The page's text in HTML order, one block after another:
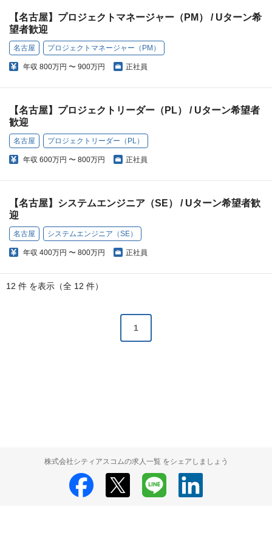
【名古屋】プロジェクトマネージャー（PM） / Uターン希
望者歓迎
名古屋 プロジェクトマネージャー（PM）
年収 800万円 〜 900万円 正社員
【名古屋】プロジェクトリーダー（PL） / Uターン希望者
歓迎
名古屋 プロジェクトリーダー（PL）
年収 600万円 〜 800万円 正社員
【名古屋】システムエンジニア（SE） / Uターン希望者歓
迎
名古屋 システムエンジニア（SE）
年収 400万円 〜 800万円 正社員
12 件 を表示（全 12 件）
1
株式会社シティアスコムの求人一覧 をシェアしましょう